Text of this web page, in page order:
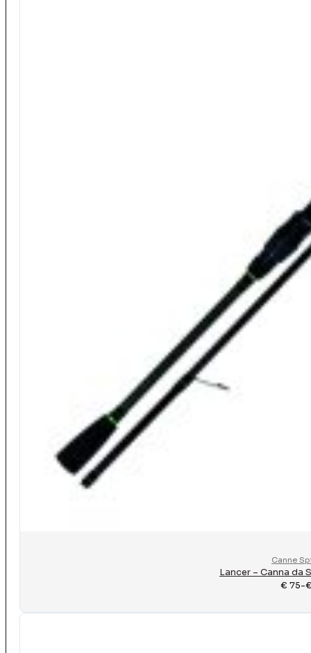
Canne
Lancer – Canna da
€ 75-